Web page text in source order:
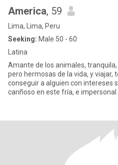
America, 59
Lima, Lima, Peru
Seeking: Male 50 - 60
Latina
Amante de los animales,
pero hermosas de la vida, y viajar,
conseguir a alguien con intereses